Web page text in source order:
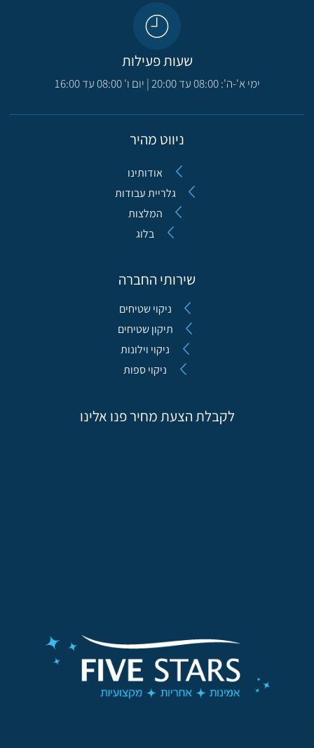
שעות פעילות
ימי א'-ה': 08:00 עד 20:00 | יום ו' 08:00 עד 16:00
ניווט מהיר
אודותינו
גלריית עבודות
המלצות
בלוג
שירותי החברה
ניקוי שטיחים
תיקון שטיחים
ניקוי וילונות
ניקוי ספות
לקבלת הצעת מחיר פנו אלינו